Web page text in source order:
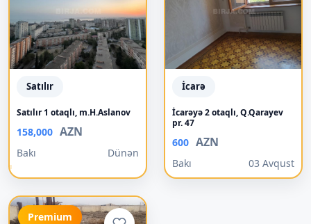
Satılır
Satılır 1 otaqlı, m.H.Aslanov
158,000 AZN
Bakı Dünən
İcarə
İcarəyə 2 otaqlı, Q.Qarayev
pr. 47
600 AZN
Bakı 03 Avqust
Premium